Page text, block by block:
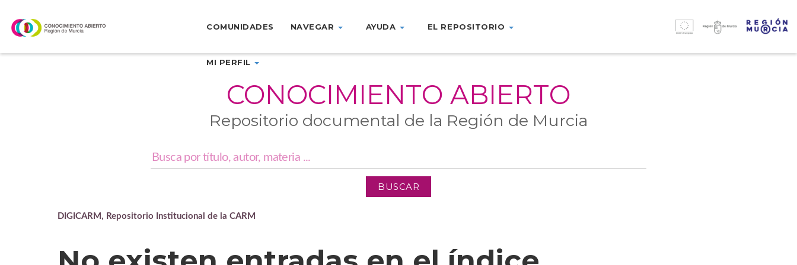
navigation
COMUNIDADES NAVEGAR AYUDA EL REPOSITORIO
MI PERFIL
CONOCIMIENTO ABIERTO
Repositorio documental de la Región de Murcia
DIGICARM, Repositorio Institucional de la CARM